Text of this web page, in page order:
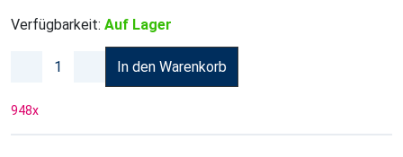
Verfügbarkeit: Auf Lager
In den Warenkorb
948x